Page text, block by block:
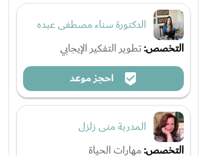
الدكتورة سناء مصطفى عبده
التخصص:تطوير التفكير الإيجابي
احجز موعد
المدربة منى زلزل
التخصص:مهارات الحياة